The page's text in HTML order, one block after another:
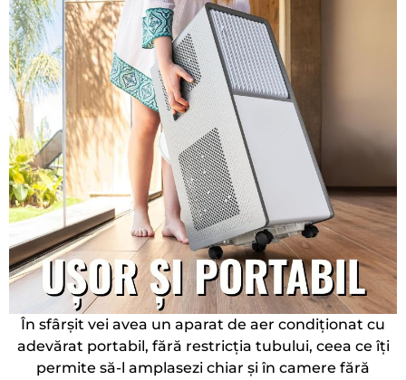
În sfârșit vei avea un aparat de aer condiționat cu
adevărat portabil, fără restricția tubului, ceea ce îți
permite să-l amplasezi chiar și în camere fără